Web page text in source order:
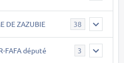
DE ZAZUBIE 38
FAFA député 3